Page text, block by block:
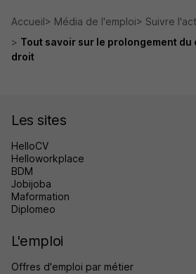
Accueil Média de l'emploi
Suivre
Tout savoir sur le prolongement du
droit
Les sites
HelloCV
Helloworkplace
BDM
Jobijoba
Maformation
Diplomeo
L'emploi
Offres d'emploi par métier